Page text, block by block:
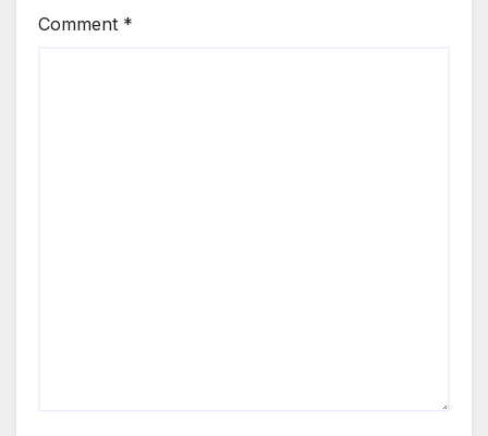
Comment *